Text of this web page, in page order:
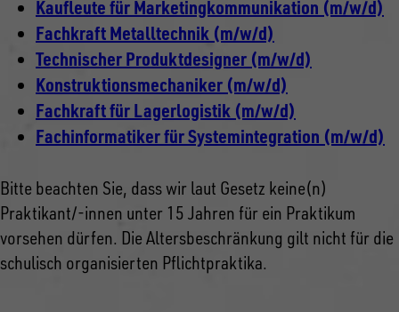
Kaufleute für Marketingkommunikation (m/w/d)
Fachkraft Metalltechnik (m/w/d)
Technischer Produktdesigner (m/w/d)
Konstruktionsmechaniker (m/w/d)
Fachkraft für Lagerlogistik (m/w/d)
Fachinformatiker für Systemintegration (m/w/d)
Bitte beachten Sie, dass wir laut Gesetz keine(n)
Praktikant/-innen unter 15 Jahren für ein Praktikum
vorsehen dürfen. Die Altersbeschränkung gilt nicht für die
schulisch organisierten Pflichtpraktika.